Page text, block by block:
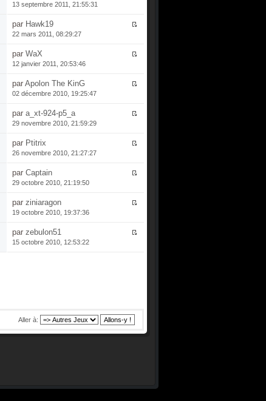
13 septembre 2011, 21:55:31
par Hawk19
22 mars 2011, 08:29:27
par WaX
12 janvier 2011, 20:53:46
par Apolon The KinG
02 décembre 2010, 19:25:47
par a_xt-924-p5_a
29 novembre 2010, 21:59:29
par Ptitrix
26 novembre 2010, 21:27:27
par Captain
29 octobre 2010, 21:19:50
par ziniaragon
19 octobre 2010, 19:37:36
par zebulon51
15 octobre 2010, 12:53:22
Aller à: